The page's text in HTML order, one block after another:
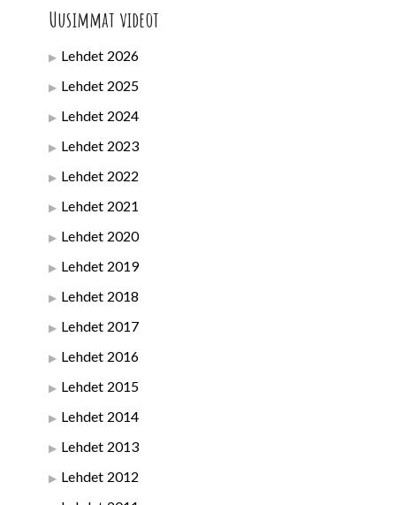
Uusimmat videot
Lehdet 2026
Lehdet 2025
Lehdet 2024
Lehdet 2023
Lehdet 2022
Lehdet 2021
Lehdet 2020
Lehdet 2019
Lehdet 2018
Lehdet 2017
Lehdet 2016
Lehdet 2015
Lehdet 2014
Lehdet 2013
Lehdet 2012